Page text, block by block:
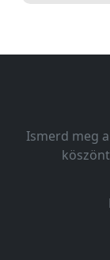
Ismerd meg